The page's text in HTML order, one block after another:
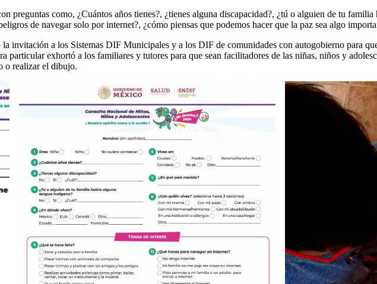
preguntas como, ¿Cuántos años tienes?, ¿tienes alguna discapacidad?, ¿tú o alguien de tu
de navegar solo por internet?, ¿cómo piensas que podemos hacer que la paz sea algo
invitación a los Sistemas DIF Municipales y a los DIF de comunidades con autogobierno para
exhortó a los familiares y tutores para que sean facilitadores de las niñas, niños y
o realizar el dibujo.